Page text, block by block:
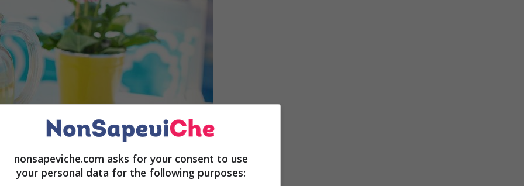
nonsapeviche.com asks for your consent to use
your personal data for the following purposes: